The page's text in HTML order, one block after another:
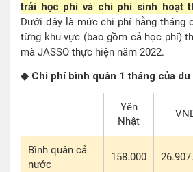
trải học phí và chi phí sinh hoạt
Dưới đây là mức chi phí hằng tháng
từng khu vực (bao gồm cả học phí)
mà JASSO thực hiện năm 2022.
◆ Chi phí bình quân 1 tháng của du
Yên
Nhật
Bình quân cả
nước
158.000